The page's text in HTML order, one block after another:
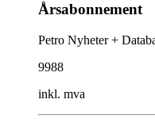
Årsabonnement
Petro Nyheter +
9988
inkl. mva